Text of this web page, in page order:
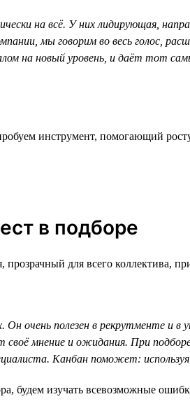
на всё. У них лидирующая,
мы говорим во весь голос,
на новый уровень, и даёт тот
инструмент, помогающий
в подборе
для всего коллектива,
очень полезен в рекрутменте и в
мнение и ожидания. При
Канбан поможет:
будем изучать всевозможные